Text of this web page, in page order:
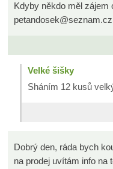
Kdyby někdo měl
petandosek@seznam.cz
Velké šišky
Sháním 12 kusů
Dobrý den, ráda bych
na prodej uvítám info na